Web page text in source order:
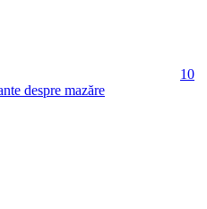
10
despre mazăre